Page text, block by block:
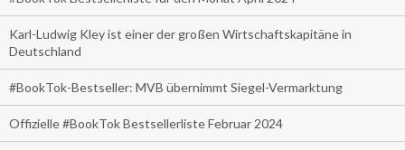
Karl-Ludwig Kley ist einer der großen Wirtschaftskapitäne in
Deutschland
#BookTok-Bestseller: MVB übernimmt Siegel-Vermarktung
Offizielle #BookTok Bestsellerliste Februar 2024